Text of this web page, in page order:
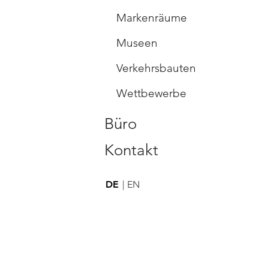
Markenräume
Museen
Verkehrsbauten
Wettbewerbe
Büro
Kontakt
DE EN